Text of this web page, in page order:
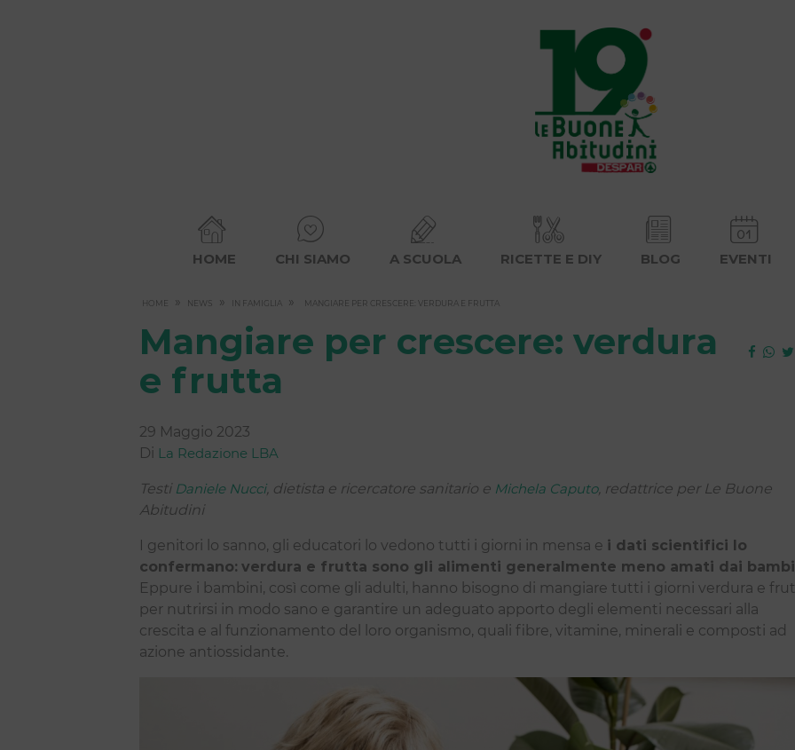
HOME CHI SIAMO A SCUOLA RICETTE E DIY BLOG EVENTI
HOME » NEWS » IN FAMIGLIA » MANGIARE PER CRESCERE: VERDURA E FRUTTA
Mangiare per crescere: verdura
e frutta
29 Maggio 2023
Di La Redazione LBA
Testi Daniele Nucci, dietista e ricercatore sanitario e Michela Caputo, redattrice per Le Buone
Abitudini
I genitori lo sanno, gli educatori lo vedono tutti i giorni in mensa e i dati scientifici lo
confermano: verdura e frutta sono gli alimenti generalmente meno amati dai
Eppure i bambini, così come gli adulti, hanno bisogno di mangiare tutti i giorni verdura e
per nutrirsi in modo sano e garantire un adeguato apporto degli elementi necessari alla
crescita e al funzionamento del loro organismo, quali fibre, vitamine, minerali e composti ad
azione antiossidante.